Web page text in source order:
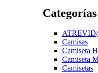
Categorías
Camisas
Camiseta
Camiseta
Camisetas